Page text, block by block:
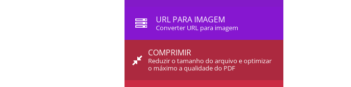
URL PARA IMAGEM
Converter URL para imagem
COMPRIMIR
Reduzir o tamanho do arquivo e optimizar
o máximo a qualidade do PDF